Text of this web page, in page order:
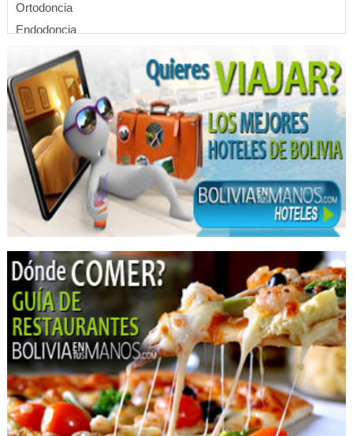
Ortodoncia
Endodoncia
Médicos Odontólogos
Odontología Integral
Odontología Estética
Odontopediatría
Odontología
Periodoncia
Cirujano dental
Blanqueamiento Dental
Clínica Dental
Clínicas Odontológicas
Limpieza Dental
Médicos Odontólogos Radiólogos
Consultorio Dental
Médicos Odontólogos Pediatras
Prótesis Dentales